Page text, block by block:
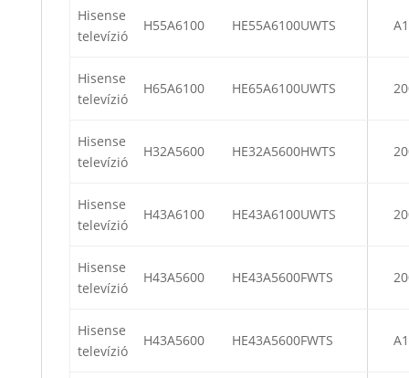
Hisense
televízió
H55A6100 HE55A6100UWTS
Hisense
televízió
H65A6100 HE65A6100UWTS
Hisense
televízió
H32A5600 HE32A5600HWTS
Hisense
televízió
H43A6100 HE43A6100UWTS
Hisense
televízió
H43A5600 HE43A5600FWTS
Hisense
televízió
H43A5600 HE43A5600FWTS